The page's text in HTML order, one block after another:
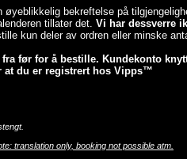
bekreftelse på
tillater det. Vi har dessverre
kun deler av ordren eller minske
før for å bestille. Kundekonto
at du er registrert hos Vipps™
translation only, booking not possible atm.